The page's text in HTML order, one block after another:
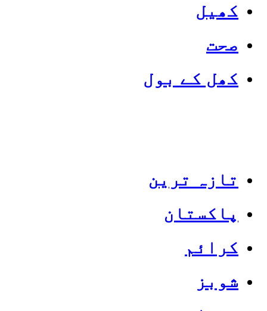
کھیل
صحت
کھل کے بول
تازہ ترین
پاکستان
کرائم
شوبز
Categories
Top News